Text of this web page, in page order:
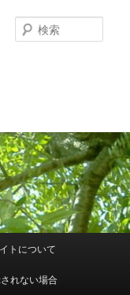
索
トについて
れない場合